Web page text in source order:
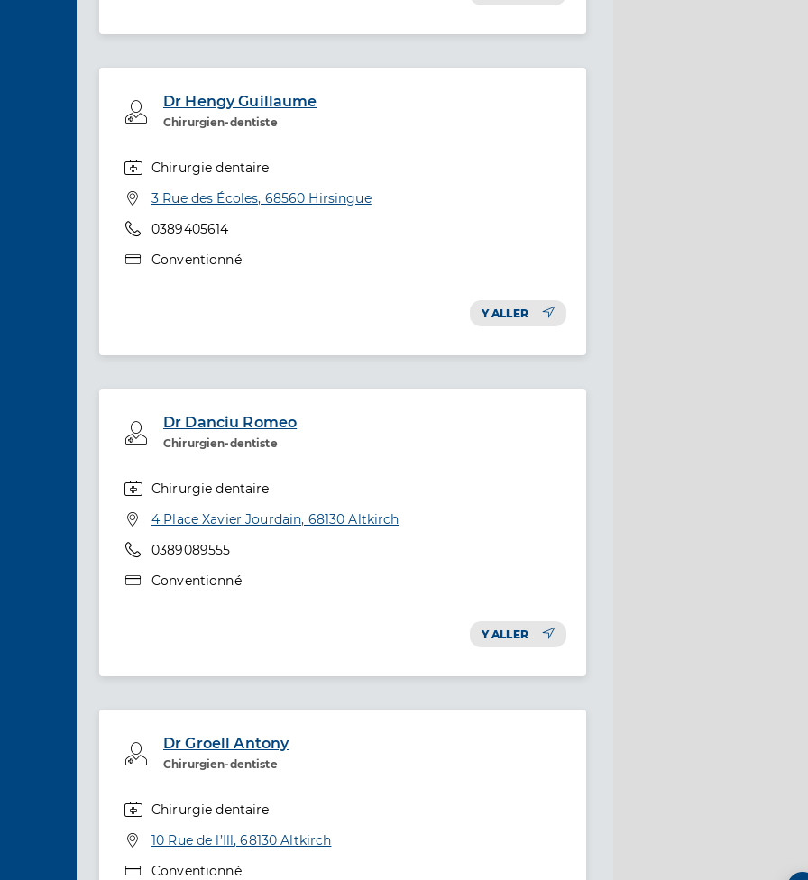
Dr Hengy Guillaume
Chirurgien-dentiste
Professionel de santé
Chirurgie dentaire
Adresse
3 Rue des Écoles, 68560 Hirsingue
Téléphone
0389405614
Type de convention
Conventionné
Y ALLER
Dr Danciu Romeo
Chirurgien-dentiste
Professionel de santé
Chirurgie dentaire
Adresse
4 Place Xavier Jourdain, 68130 Altkirch
Téléphone
0389089555
Type de convention
Conventionné
Y ALLER
Dr Groell Antony
Chirurgien-dentiste
Professionel de santé
Chirurgie dentaire
Adresse
10 Rue de l’Ill, 68130 Altkirch
Type de convention
Conventionné